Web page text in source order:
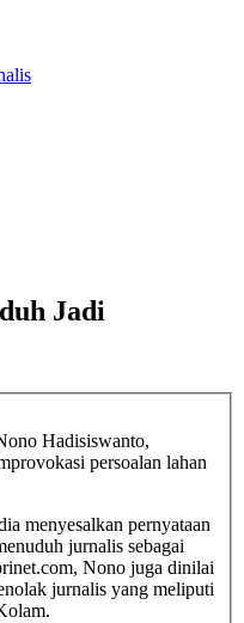
Jadi
Hadisiswanto,
persoalan lahan
menyesalkan pernyataan
jurnalis sebagai
Nono juga dinilai
jurnalis yang meliputi